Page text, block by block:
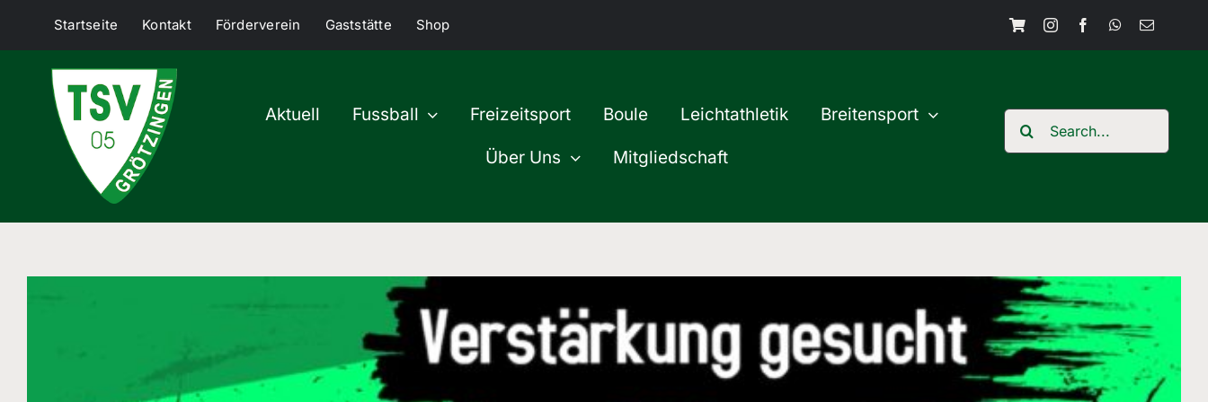
Startseite Kontakt Förderverein Gaststätte Shop
Aktuell Fussball Freizeitsport Boule Leichtathletik Breitensport
Über Uns Mitgliedschaft
Search